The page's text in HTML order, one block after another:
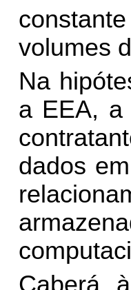
volumes
Na
a EEA, a
dados
Caberá